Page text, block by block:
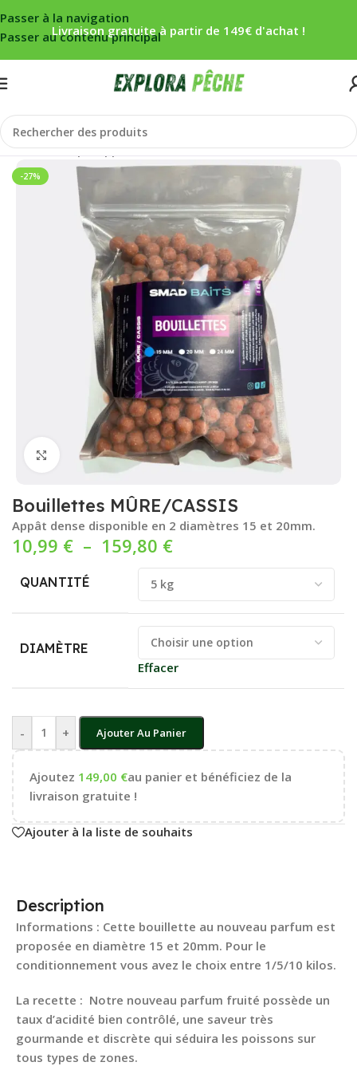
Passer à la navigation
Passer au contenu principal
Livraison gratuite à partir de 149€ d'achat !
Accueil/Carpe/Appâts/Bouillettes
-27%
Cliquez pour agrandir
Bouillettes MÛRE/CASSIS
Appât dense disponible en 2 diamètres 15 et 20mm.
10,99 € – 159,80 €
QUANTITÉ
DIAMÈTRE
Effacer
- + Ajouter Au Panier
Ajoutez 149,00 €au panier et bénéficiez de la
livraison gratuite !
Ajouter à la liste de souhaits
Description
Informations : Cette bouillette au nouveau parfum est
proposée en diamètre 15 et 20mm. Pour le
conditionnement vous avez le choix entre 1/5/10 kilos.
La recette : Notre nouveau parfum fruité possède un
taux d’acidité bien contrôlé, une saveur très
gourmande et discrète qui séduira les poissons sur
tous types de zones.